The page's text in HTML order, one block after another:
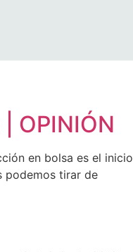
OPINIÓN
en bolsa es el inicio
podemos tirar de